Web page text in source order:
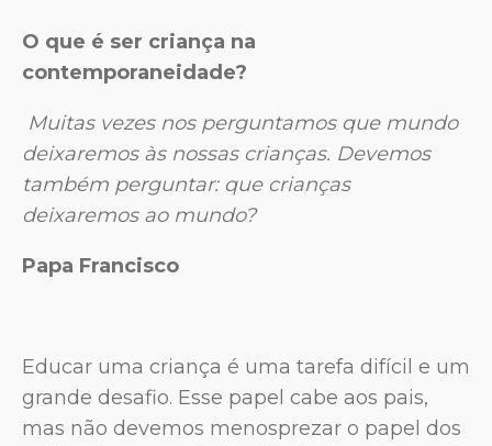
O que é ser criança na
contemporaneidade?
Muitas vezes nos perguntamos que mundo
deixaremos às nossas crianças. Devemos
também perguntar: que crianças
deixaremos ao mundo?
Papa Francisco
Educar uma criança é uma tarefa difícil e um
grande desafio. Esse papel cabe aos pais,
mas não devemos menosprezar o papel dos